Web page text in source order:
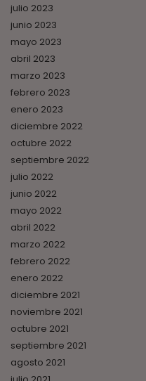
julio 2023
junio 2023
mayo 2023
abril 2023
marzo 2023
febrero 2023
enero 2023
diciembre 2022
octubre 2022
septiembre 2022
julio 2022
junio 2022
mayo 2022
abril 2022
marzo 2022
febrero 2022
enero 2022
diciembre 2021
noviembre 2021
octubre 2021
septiembre 2021
agosto 2021